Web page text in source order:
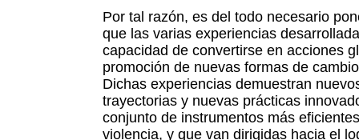
Por tal razón, es del todo necesario
que las varias experiencias
capacidad de convertirse en acciones
promoción de nuevas formas de
Dichas experiencias demuestran
trayectorias y nuevas prácticas
conjunto de instrumentos más
violencia, y que van dirigidas hacia el